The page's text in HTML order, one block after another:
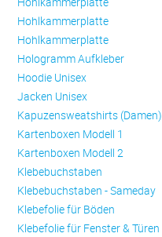
Hohlkammerplatte
Hohlkammerplatte
Hologramm Aufkleber
Hoodie Unisex
Jacken Unisex
Kapuzensweatshirts (Damen)
Kartenboxen Modell 1
Kartenboxen Modell 2
Klebebuchstaben
Klebebuchstaben - Sameday
Klebefolie für Böden
Klebefolie für Fenster & Türen